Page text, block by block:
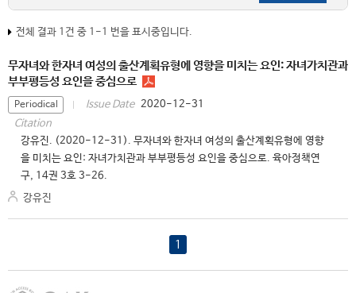
전체 결과 1건 중 1-1 번을 표시중입니다.
무자녀와 한자녀 여성의 출산계획유형에 영향을 미치는 요인: 자녀가치관과
부부평등성 요인을 중심으로
Periodical Issue Date 2020-12-31
Citation
강유진. (2020-12-31). 무자녀와 한자녀 여성의 출산계획유형에 영향
을 미치는 요인: 자녀가치관과 부부평등성 요인을 중심으로. 육아정책연
구, 14권 3호 3-26.
강유진
1